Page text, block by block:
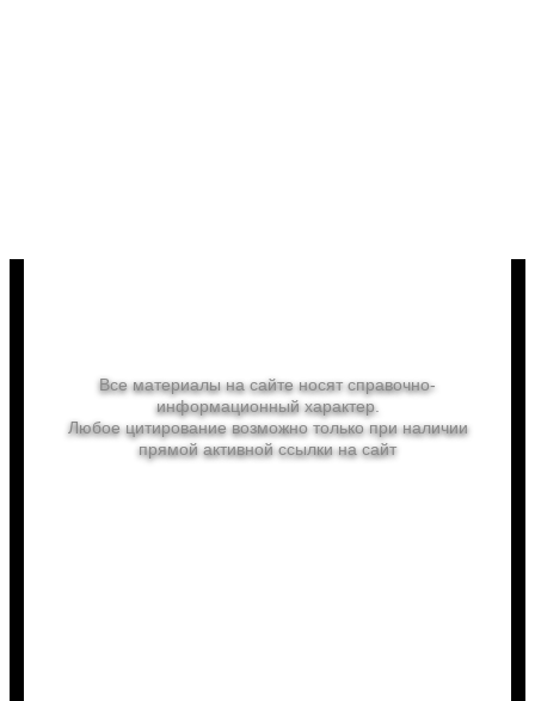
Все материалы на сайте носят справочно-
информационный характер.
Любое цитирование возможно только при наличии
прямой активной ссылки на сайт